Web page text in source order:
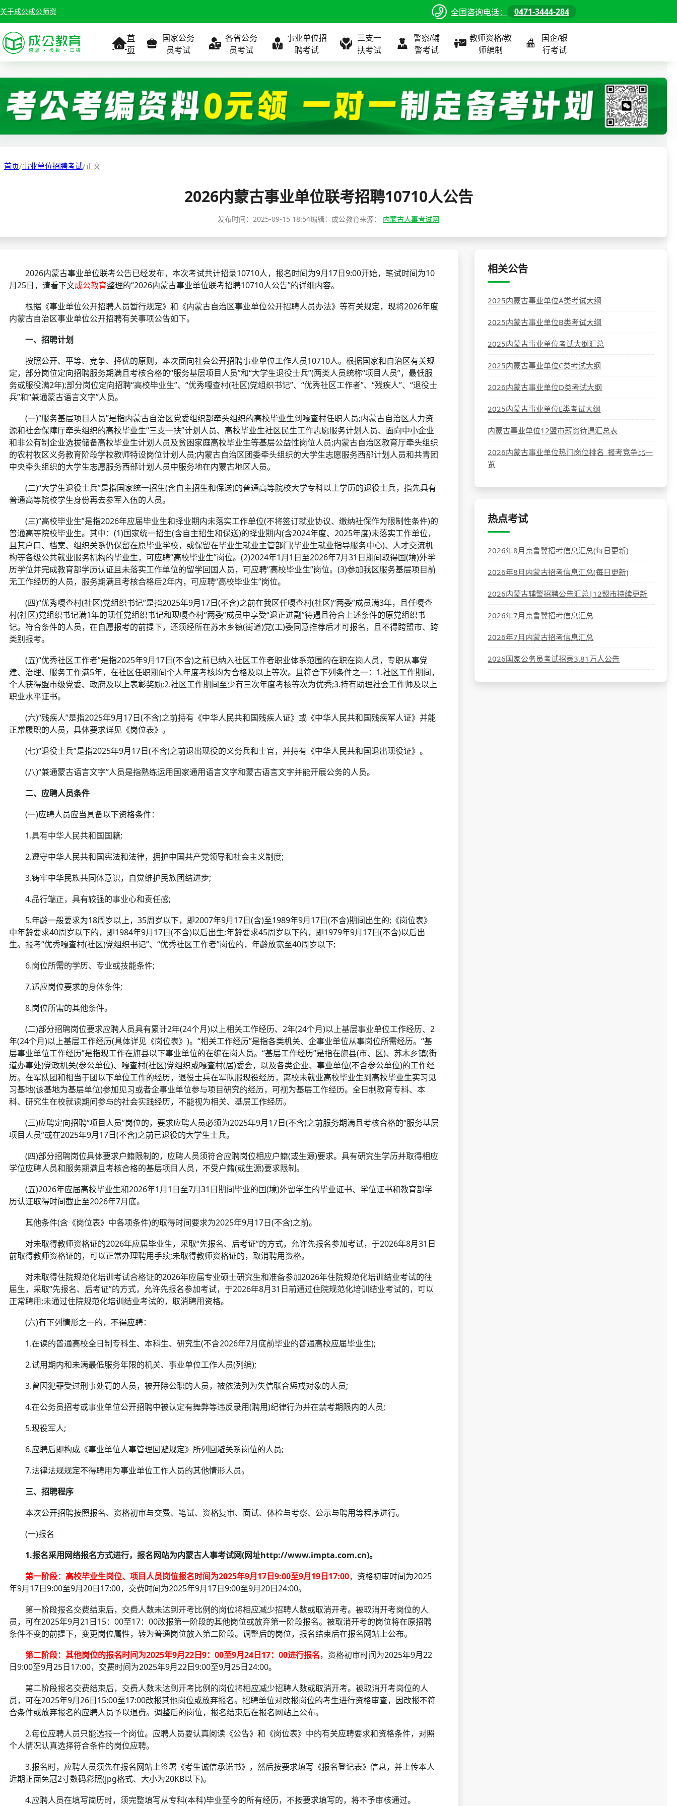
关于成公成公师资 全国咨询电话： 0471-3444-284
首
页
国家公务
员考试
考试公告
职位表
成绩查询
分数线
资格复审
历年真题
公务员课程
各省公务
员考试
考试公告
职位表
分数线
历年真题
全国
北京
内蒙古
公务员课程
事业单位招
聘考试
考试公告
职位表
准考证打印
考试政策
分数线
历年真题
全国
北京
内蒙古
事业单位课程
三支一
扶考试
考试公告
职位表
成绩查询
分数线
全国
北京
内蒙古
三支一扶课程
警察/辅
警考试
考试公告
职位表
面试补录
历年真题
全国
北京
内蒙古
警察/辅警课程
教师资格/教
师编制
考试公告
职位表
面试补录
历年真题
全国
北京
内蒙古
教师/资格课程
国企/银
行考试
考试公告
职位表
面试补录
历年真题
全国
北京
内蒙古
国企/银行课程
首页/事业单位招聘考试/正文
2026内蒙古事业单位联考招聘10710人公告
发布时间： 2025-09-15 18:54编辑：成公教育来源： 内蒙古人事考试网
2026内蒙古事业单位联考公告已经发布，本次考试共计招录10710人，报名时间为9月17日9:00开始，笔试时间为10
月25日，请看下文成公教育整理的“2026内蒙古事业单位联考招聘10710人公告”的详细内容。
根据《事业单位公开招聘人员暂行规定》和《内蒙古自治区事业单位公开招聘人员办法》等有关规定，现将2026年度
内蒙古自治区事业单位公开招聘有关事项公告如下。
一、招聘计划
按照公开、平等、竞争、择优的原则，本次面向社会公开招聘事业单位工作人员10710人。根据国家和自治区有关规
定，部分岗位定向招聘服务期满且考核合格的“服务基层项目人员”和“大学生退役士兵”(两类人员统称“项目人员”，最低服
务或服役满2年);部分岗位定向招聘“高校毕业生”、“优秀嘎查村(社区)党组织书记”、“优秀社区工作者”、“残疾人”、“退役士
兵”和“兼通蒙古语言文字”人员。
(一)“服务基层项目人员”是指内蒙古自治区党委组织部牵头组织的高校毕业生到嘎查村任职人员;内蒙古自治区人力资
源和社会保障厅牵头组织的高校毕业生“三支一扶”计划人员、高校毕业生社区民生工作志愿服务计划人员、面向中小企业
和非公有制企业选拔储备高校毕业生计划人员及贫困家庭高校毕业生等基层公益性岗位人员;内蒙古自治区教育厅牵头组织
的农村牧区义务教育阶段学校教师特设岗位计划人员;内蒙古自治区团委牵头组织的大学生志愿服务西部计划人员和共青团
中央牵头组织的大学生志愿服务西部计划人员中服务地在内蒙古地区人员。
(二)“大学生退役士兵”是指国家统一招生(含自主招生和保送)的普通高等院校大学专科以上学历的退役士兵，指先具有
普通高等院校学生身份再去参军入伍的人员。
(三)“高校毕业生”是指2026年应届毕业生和择业期内未落实工作单位(不将签订就业协议、缴纳社保作为限制性条件)的
普通高等院校毕业生。其中：(1)国家统一招生(含自主招生和保送)的择业期内(含2024年度、2025年度)未落实工作单位，
且其户口、档案、组织关系仍保留在原毕业学校，或保留在毕业生就业主管部门(毕业生就业指导服务中心)、人才交流机
构等各级公共就业服务机构的毕业生，可应聘“高校毕业生”岗位。(2)2024年1月1日至2026年7月31日期间取得国(境)外学
历学位并完成教育部学历认证且未落实工作单位的留学回国人员，可应聘“高校毕业生”岗位。(3)参加我区服务基层项目前
无工作经历的人员，服务期满且考核合格后2年内，可应聘“高校毕业生”岗位。
(四)“优秀嘎查村(社区)党组织书记”是指2025年9月17日(不含)之前在我区任嘎查村(社区)“两委”成员满3年，且任嘎查
村(社区)党组织书记满1年的现任党组织书记和现嘎查村“两委”成员中享受“退正进副”待遇且符合上述条件的原党组织书
记。符合条件的人员，在自愿报考的前提下，还须经所在苏木乡镇(街道)党(工)委同意推荐后才可报名，且不得跨盟市、跨
类别报考。
(五)“优秀社区工作者”是指2025年9月17日(不含)之前已纳入社区工作者职业体系范围的在职在岗人员，专职从事党
建、治理、服务工作满5年，在社区任职期间个人年度考核均为合格及以上等次。且符合下列条件之一：1.社区工作期间，
个人获得盟市级党委、政府及以上表彰奖励;2.社区工作期间至少有三次年度考核等次为优秀;3.持有助理社会工作师及以上
职业水平证书。
(六)“残疾人”是指2025年9月17日(不含)之前持有《中华人民共和国残疾人证》或《中华人民共和国残疾军人证》并能
正常履职的人员，具体要求详见《岗位表》。
(七)“退役士兵”是指2025年9月17日(不含)之前退出现役的义务兵和士官，并持有《中华人民共和国退出现役证》。
(八)“兼通蒙古语言文字”人员是指熟练运用国家通用语言文字和蒙古语言文字并能开展公务的人员。
二、应聘人员条件
(一)应聘人员应当具备以下资格条件：
1.具有中华人民共和国国籍;
2.遵守中华人民共和国宪法和法律，拥护中国共产党领导和社会主义制度;
3.铸牢中华民族共同体意识，自觉维护民族团结进步;
4.品行端正，具有较强的事业心和责任感;
5.年龄一般要求为18周岁以上，35周岁以下，即2007年9月17日(含)至1989年9月17日(不含)期间出生的;《岗位表》
中年龄要求40周岁以下的，即1984年9月17日(不含)以后出生;年龄要求45周岁以下的，即1979年9月17日(不含)以后出
生。报考“优秀嘎查村(社区)党组织书记”、“优秀社区工作者”岗位的，年龄放宽至40周岁以下;
6.岗位所需的学历、专业或技能条件;
7.适应岗位要求的身体条件;
8.岗位所需的其他条件。
(二)部分招聘岗位要求应聘人员具有累计2年(24个月)以上相关工作经历、2年(24个月)以上基层事业单位工作经历、2
年(24个月)以上基层工作经历(具体详见《岗位表》)。“相关工作经历”是指各类机关、企事业单位从事岗位所需经历。“基
层事业单位工作经历”是指现工作在旗县以下事业单位的在编在岗人员。“基层工作经历”是指在旗县(市、区)、苏木乡镇(街
道办事处)党政机关(参公单位)、嘎查村(社区)党组织或嘎查村(居)委会，以及各类企业、事业单位(不含参公单位)的工作经
历。在军队团和相当于团以下单位工作的经历，退役士兵在军队服现役经历，离校未就业高校毕业生到高校毕业生实习见
习基地(该基地为基层单位)参加见习或者企事业单位参与项目研究的经历，可视为基层工作经历。全日制教育专科、本
科、研究生在校就读期间参与的社会实践经历，不能视为相关、基层工作经历。
(三)应聘定向招聘“项目人员”岗位的，要求应聘人员必须为2025年9月17日(不含)之前服务期满且考核合格的“服务基层
项目人员”或在2025年9月17日(不含)之前已退役的大学生士兵。
(四)部分招聘岗位具体要求户籍限制的，应聘人员须符合应聘岗位相应户籍(或生源)要求。具有研究生学历并取得相应
学位应聘人员和服务期满且考核合格的基层项目人员，不受户籍(或生源)要求限制。
(五)2026年应届高校毕业生和2026年1月1日至7月31日期间毕业的国(境)外留学生的毕业证书、学位证书和教育部学
历认证取得时间截止至2026年7月底。
其他条件(含《岗位表》中各项条件)的取得时间要求为2025年9月17日(不含)之前。
对未取得教师资格证的2026年应届毕业生，采取“先报名、后考证”的方式，允许先报名参加考试，于2026年8月31日
前取得教师资格证的，可以正常办理聘用手续;未取得教师资格证的，取消聘用资格。
对未取得住院规范化培训考试合格证的2026年应届专业硕士研究生和准备参加2026年住院规范化培训结业考试的往
届生，采取“先报名、后考证”的方式，允许先报名参加考试，于2026年8月31日前通过住院规范化培训结业考试的，可以
正常聘用;未通过住院规范化培训结业考试的，取消聘用资格。
(六)有下列情形之一的，不得应聘：
1.在读的普通高校全日制专科生、本科生、研究生(不含2026年7月底前毕业的普通高校应届毕业生);
2.试用期内和未满最低服务年限的机关、事业单位工作人员(列编);
3.曾因犯罪受过刑事处罚的人员，被开除公职的人员，被依法列为失信联合惩戒对象的人员;
4.在公务员招考或事业单位公开招聘中被认定有舞弊等违反录用(聘用)纪律行为并在禁考期限内的人员;
5.现役军人;
6.应聘后即构成《事业单位人事管理回避规定》所列回避关系岗位的人员;
7.法律法规规定不得聘用为事业单位工作人员的其他情形人员。
三、招聘程序
本次公开招聘按照报名、资格初审与交费、笔试、资格复审、面试、体检与考察、公示与聘用等程序进行。
(一)报名
1.报名采用网络报名方式进行，报名网站为内蒙古人事考试网(网址http://www.impta.com.cn)。
第一阶段：高校毕业生岗位、项目人员岗位报名时间为2025年9月17日9:00至9月19日17:00，资格初审时间为2025
年9月17日9:00至9月20日17:00，交费时间为2025年9月17日9:00至9月20日24:00。
第一阶段报名交费结束后，交费人数未达到开考比例的岗位将相应减少招聘人数或取消开考。被取消开考岗位的人
员，可在2025年9月21日15：00至17：00改报第一阶段的其他岗位或放弃第一阶段报名。被取消开考的岗位将在原招聘
条件不变的前提下，变更岗位属性，转为普通岗位放入第二阶段。调整后的岗位，报名结束后在报名网站上公布。
第二阶段：其他岗位的报名时间为2025年9月22日9：00至9月24日17：00进行报名，资格初审时间为2025年9月22
日9:00至9月25日17:00，交费时间为2025年9月22日9:00至9月25日24:00。
第二阶段报名交费结束后，交费人数未达到开考比例的岗位将相应减少招聘人数或取消开考。被取消开考岗位的人
员，可在2025年9月26日15:00至17:00改报其他岗位或放弃报名。招聘单位对改报岗位的考生进行资格审查，因改报不符
合条件或放弃报名的应聘人员予以退费。调整后的岗位，报名结束后在报名网站上公布。
2.每位应聘人员只能选报一个岗位。应聘人员要认真阅读《公告》和《岗位表》中的有关应聘要求和资格条件，对照
个人情况认真选择符合条件的岗位应聘。
3.报名时，应聘人员须先在报名网站上签署《考生诚信承诺书》，然后按要求填写《报名登记表》信息，并上传本人
近期正面免冠2寸数码彩照(jpg格式、大小为20KB以下)。
4.应聘人员在填写简历时，须完整填写从专科(本科)毕业至今的所有经历，不按要求填写的，将不予审核通过。
相关公告
2025内蒙古事业单位A类考试大纲
2025内蒙古事业单位B类考试大纲
2025内蒙古事业单位考试大纲汇总
2025内蒙古事业单位C类考试大纲
2026内蒙古事业单位D类考试大纲
2025内蒙古事业单位E类考试大纲
内蒙古事业单位12盟市薪资待遇汇总表
2026内蒙古事业单位热门岗位排名_报考竞争比一
览
热点考试
2026年8月京鲁冀招考信息汇总(每日更新)
2026年8月内蒙古招考信息汇总(每日更新)
2026内蒙古辅警招聘公告汇总|12盟市持续更新
2026年7月京鲁冀招考信息汇总
2026年7月内蒙古招考信息汇总
2026国家公务员考试招录3.81万人公告